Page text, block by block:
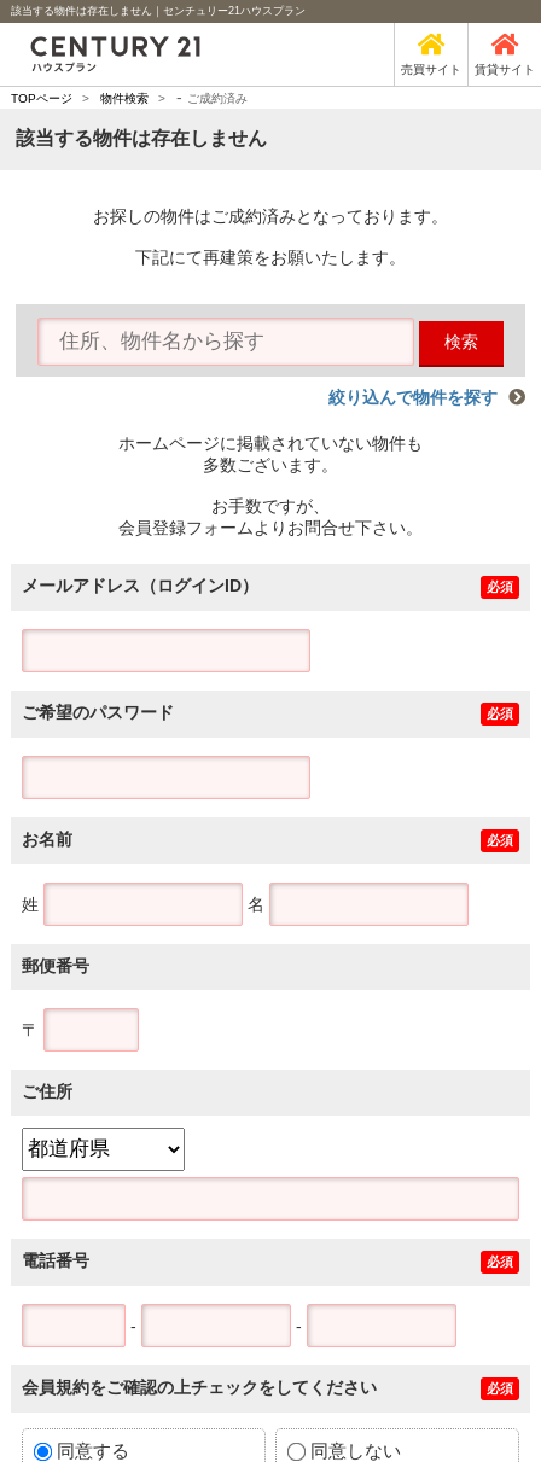
該当する物件は存在しません｜センチュリー21ハウスプラン
売買サイト 賃貸サイト
TOPページ > 物件検索 > - ご成約済み
該当する物件は存在しません
お探しの物件はご成約済みとなっております。
下記にて再建策をお願いたします。
検索
絞り込んで物件を探す
ホームページに掲載されていない物件も
多数ございます。
お手数ですが、
会員登録フォームよりお問合せ下さい。
メールアドレス（ログインID） 必須
ご希望のパスワード 必須
お名前 必須
姓 名
郵便番号
〒
ご住所
電話番号 必須
- -
会員規約をご確認の上チェックをしてください 必須
同意する 同意しない